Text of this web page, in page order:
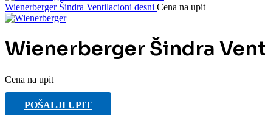
Wienerberger Šindra Ventilacioni desni Cena na upit
Wienerberger Šindra
Cena na upit
POŠALJI UPIT